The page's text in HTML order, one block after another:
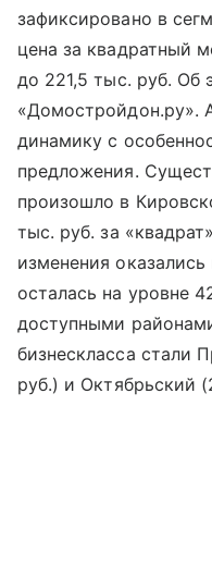
зафиксировано в
цена за квадратный
до 221,5 тыс. руб. Об
«Домостройдон.ру».
динамику с
предложения.
произошло в
тыс. руб. за
изменения
осталась на уровне
доступными
бизнескласса стали
руб.) и Октябрьский